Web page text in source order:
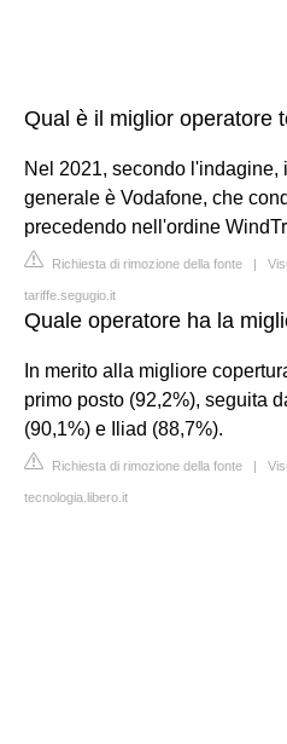
Qual è il miglior operatore
Nel 2021, secondo
generale è Vodafone, che
precedendo nell'ordine
Richiesta di rimozione della fonte |
tariffe.segugio.it
Quale operatore ha la
In merito alla migliore
primo posto (92,2%), seguita
(90,1%) e Iliad (88,7%).
Richiesta di rimozione della fonte |
tecnologia.libero.it